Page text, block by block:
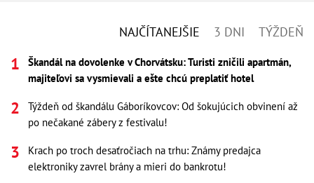
NAJČÍTANEJŠIE 3 DNI TÝŽDEŇ
Škandál na dovolenke v Chorvátsku: Turisti zničili apartmán,
majiteľovi sa vysmievali a ešte chcú preplatiť hotel
Týždeň od škandálu Gáboríkovcov: Od šokujúcich obvinení až
po nečakané zábery z festivalu!
Krach po troch desaťročiach na trhu: Známy predajca
elektroniky zavrel brány a mieri do bankrotu!